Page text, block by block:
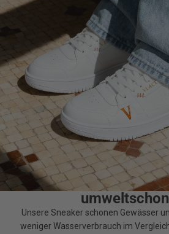
Unsere Sneaker schonen Gewässer
weniger Wasserverbrauch im